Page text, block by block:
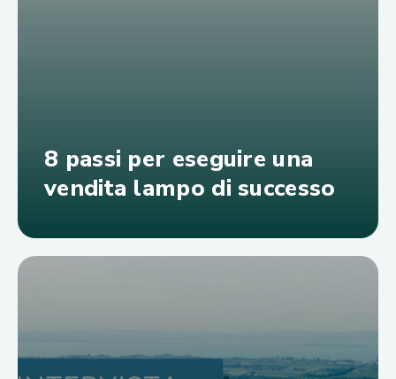
8 passi per eseguire una
vendita lampo di successo